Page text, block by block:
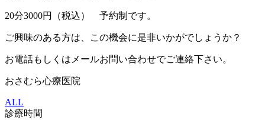
20分3000円（税込） 予約制です。
ご興味のある方は、この機会に是非いかがでしょうか？
お電話もしくはメールお問い合わせでご連絡下さい。
おさむら心療医院
ALL
診療時間